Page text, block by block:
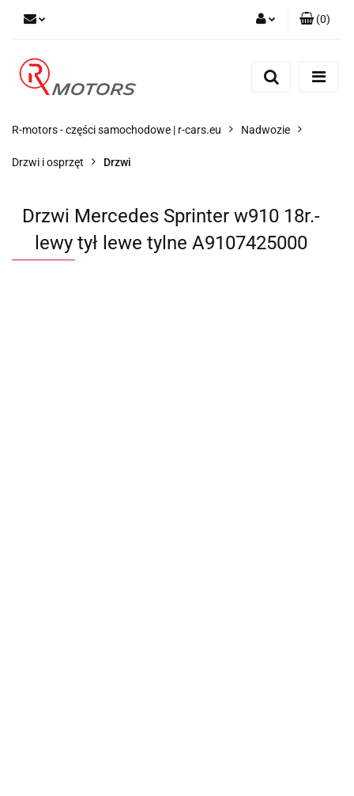
Zarejestruj się
(0)
R-motors - części samochodowe | r-cars.eu Nadwozie
Drzwi i osprzęt Drzwi
Drzwi Mercedes Sprinter w910 18r.-
lewy tył lewe tylne A9107425000